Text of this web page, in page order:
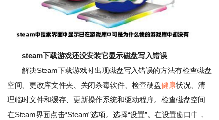
steam下载游戏还没安装它显示磁盘写入错误
解决Steam下载游戏时出现磁盘写入错误的方法有检查磁盘
空间、更改库文件夹、关闭杀毒软件、检查硬盘健康状况、清
理临时文件和缓存、更新操作系统和驱动程序。检查磁盘空间
在Steam界面点击“Steam”选项。选择“设置”。在设置窗口中，